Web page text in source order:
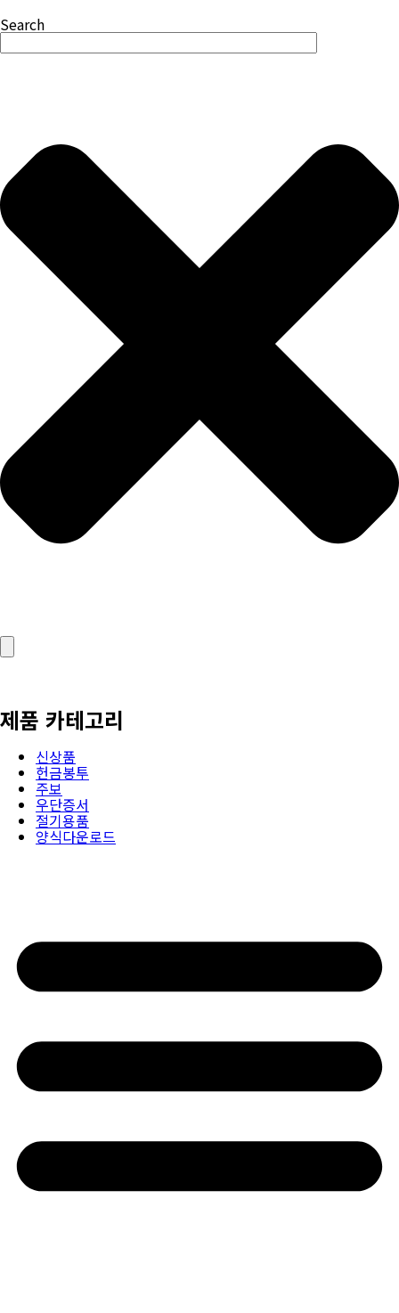
Search
제품 카테고리
신상품
헌금봉투
주보
우단증서
절기용품
양식다운로드